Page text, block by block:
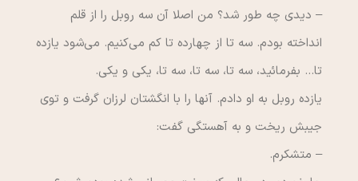
– ديدي چه طور شد؟ من اصلا آن سه روبل را از قلم
انداخته بودم. سه تا از چهارده تا كم مي‌كنيم. مي‌شود يازده
تا… بفرمائيد، سه تا، سه تا، سه تا، يكي و يكي.
يازده روبل به او دادم. آنها را با انگشتان لرزان گرفت و توي
جيبش ريخت و به آهستگي گفت:
– متشكرم.